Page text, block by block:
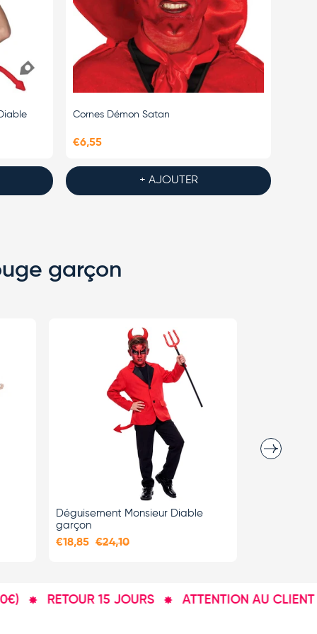
Cornes Démon Satan
€6,55
+ AJOUTER
garçon
Déguisement Monsieur Diable
garçon
€18,85 €24,10
CHOISIR LES
OPTIONS
Suivant
RETOUR 15 JOURS ATTENTION AU CLIENT